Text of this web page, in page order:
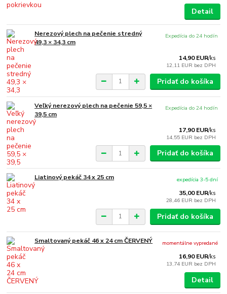
Detail
Nerezový plech na pečenie stredný
49,3 × 34,3 cm
14,90 EUR/ks
12,11 EUR bez DPH
Expedícia do 24 hodín
Pridať do košíka
Veľký nerezový plech na pečenie 59,5 ×
39,5 cm
17,90 EUR/ks
14,55 EUR bez DPH
Expedícia do 24 hodín
Pridať do košíka
Liatinový pekáč 34 x 25 cm
35,00 EUR/ks
28,46 EUR bez DPH
expedícia 3-5 dní
Pridať do košíka
Smaltovaný pekáč 46 x 24 cm ČERVENÝ
16,90 EUR/ks
13,74 EUR bez DPH
momentálne vypredané
Detail